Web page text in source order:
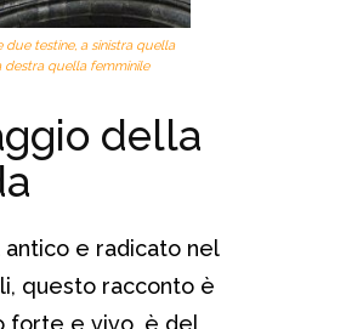
due testine, a sinistra quella
destra quella femminile
della
antico e radicato nel
questo racconto è
forte e vivo, è del